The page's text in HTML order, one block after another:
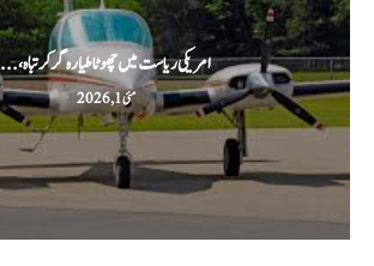
امریکی ریاست میں چھوٹا طیارہ گر کر تباہ،...
مئی 1, 2026